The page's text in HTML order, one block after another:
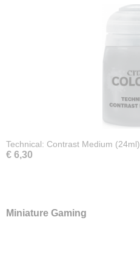
Technical: Contrast Medium (24ml)
€ 6,30
Miniature Gaming